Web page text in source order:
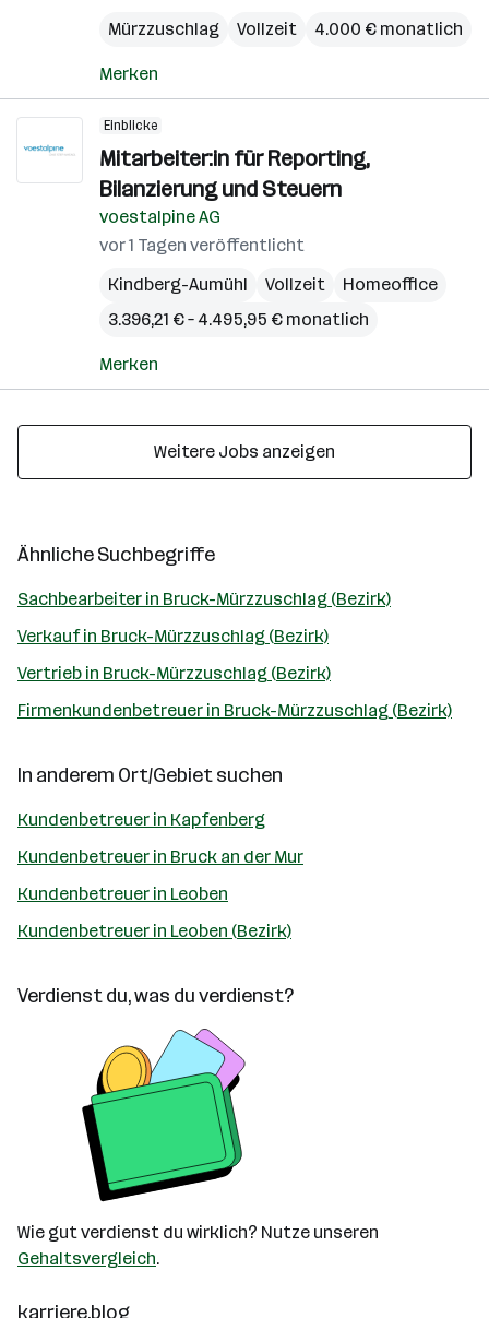
Mürzzuschlag
Vollzeit 4.000 € monatlich
Merken
Einblicke
Mitarbeiter:in für Reporting,
Bilanzierung und Steuern
voestalpine AG
vor 1 Tagen veröffentlicht
Kindberg-Aumühl
Vollzeit
Homeoffice
3.396,21 € – 4.495,95 € monatlich
Merken
Weitere Jobs anzeigen
Ähnliche Suchbegriffe
Sachbearbeiter in Bruck-Mürzzuschlag (Bezirk)
Verkauf in Bruck-Mürzzuschlag (Bezirk)
Vertrieb in Bruck-Mürzzuschlag (Bezirk)
Firmenkundenbetreuer in Bruck-Mürzzuschlag (Bezirk)
In anderem Ort/Gebiet suchen
Kundenbetreuer in Kapfenberg
Kundenbetreuer in Bruck an der Mur
Kundenbetreuer in Leoben
Kundenbetreuer in Leoben (Bezirk)
Verdienst du, was du verdienst?
Wie gut verdienst du wirklich? Nutze unseren
Gehaltsvergleich.
karriere.blog